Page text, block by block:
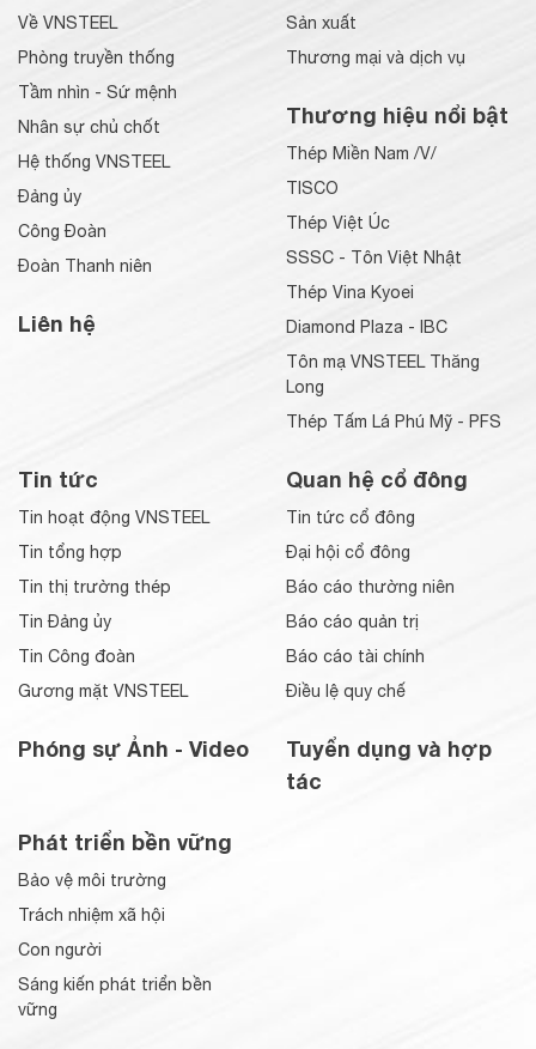
Về VNSTEEL
Phòng truyền thống
Tầm nhìn - Sứ mệnh
Nhân sự chủ chốt
Hệ thống VNSTEEL
Đảng ủy
Công Đoàn
Đoàn Thanh niên
Liên hệ
Sản xuất
Thương mại và dịch vụ
Thương hiệu nổi bật
Thép Miền Nam /V/
TISCO
Thép Việt Úc
SSSC - Tôn Việt Nhật
Thép Vina Kyoei
Diamond Plaza - IBC
Tôn mạ VNSTEEL Thăng
Long
Thép Tấm Lá Phú Mỹ - PFS
Tin tức
Tin hoạt động VNSTEEL
Tin tổng hợp
Tin thị trường thép
Tin Đảng ủy
Tin Công đoàn
Gương mặt VNSTEEL
Phóng sự Ảnh - Video
Quan hệ cổ đông
Tin tức cổ đông
Đại hội cổ đông
Báo cáo thường niên
Báo cáo quản trị
Báo cáo tài chính
Điều lệ quy chế
Tuyển dụng và hợp
tác
Phát triển bền vững
Bảo vệ môi trường
Trách nhiệm xã hội
Con người
Sáng kiến phát triển bền
vững